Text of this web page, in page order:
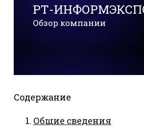
РТ-
Обзор компании
Содержание
Общие сведения